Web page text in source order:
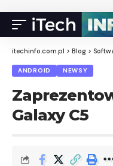
itechinfo.com.pl > Blog >
ANDROID NEWSY
Galaxy C5